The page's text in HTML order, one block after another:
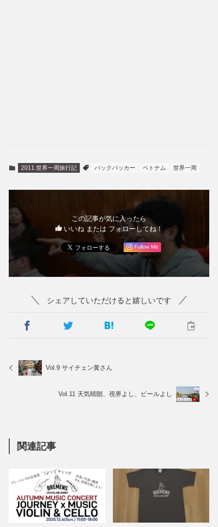
2011.世界一周旅行記 バックパッカー ベトナム 世界一周
この記事が気に入ったら
いいね または フォローしてね！
Follow Me
シェアしていただけると嬉しいです
Vol.9 サイチェン黄さん
Vol.11 天気晴朗、視界よし、ビールよし
関連記事